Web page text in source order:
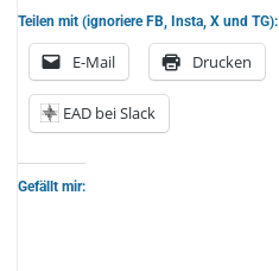
Teilen mit (ignoriere FB, Insta, X und TG):
E-Mail Drucken
EAD bei Slack
Gefällt mir: